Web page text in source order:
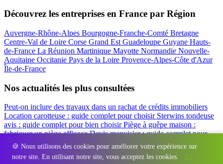
🍪 Nous utilisons des cookies pour améliorer votre expérience sur
notre site. En utilisant notre site, vous acceptez les cookies.
En
Découvrez les entreprises en France par Région
Auvergne-Rhône-Alpes Bourgogne-Franche-Comté Bretagne
Centre-Val de Loire Corse Grand Est Guadeloupe Guyane Hauts-
de-France La Réunion Martinique Mayotte Normandie Nouvelle-
Aquitaine Occitanie Pays de la Loire Provence-Alpes-Côte d'Azur
Île-de-France
Nos actualités les plus consultées
Peut-on inclure des travaux dans un rachat de crédits immobiliers
Location carotteuse : guide complet pour choisir Sterwins tondeuse
avis : guide complet pour bien choisirPiège à guêpe maison :
fabriquer un piège efficaceDevis menuisier : guide complet pour
obtenir le meilleur prix
Simulation rachat de crédit : regrouper prêt
travaux et crédits
Régions - Départements - Villes - Entreprises - Marques Contact